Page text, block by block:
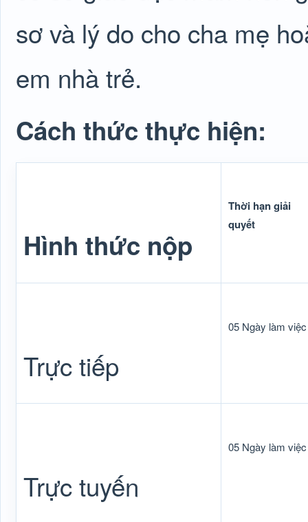
sơ và lý do cho cha mẹ
em nhà trẻ.
Cách thức thực hiện:
Hình thức nộp
Thời hạn giải
quyết
Trực tiếp
05 Ngày làm việc
Trực tuyến
05 Ngày làm việc